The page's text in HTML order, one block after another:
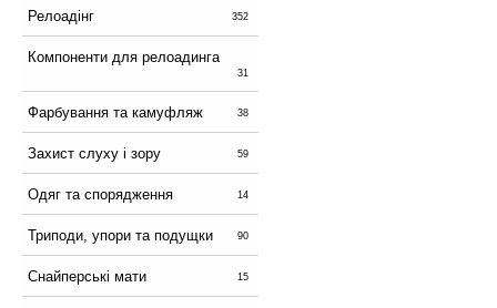
Релоадінг 352
Компоненти для релоадинга
31
Фарбування та камуфляж 38
Захист слуху і зору 59
Одяг та спорядження 14
Триподи, упори та подущки 90
Снайперські мати 15